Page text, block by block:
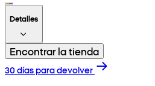
Detalles
Encontrar la tienda
30 días para devolver